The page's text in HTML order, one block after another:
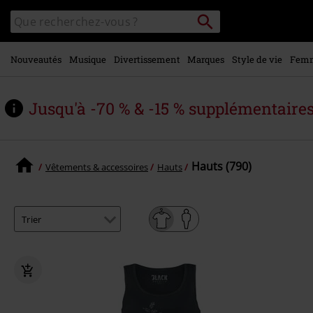
contenu
principal
Rechercher
sur
le
catalogue
Rechercher
Nouveautés Musique Divertissement Marques Style de vie
Jusqu'à -70 % & -15 %
Vêtements & accessoires Hauts Hauts (790)